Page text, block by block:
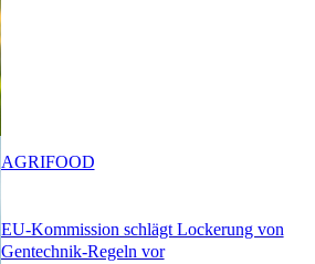
EU-Kommission schlägt Lockerung von
Gentechnik-Regeln vor
AGRIFOOD